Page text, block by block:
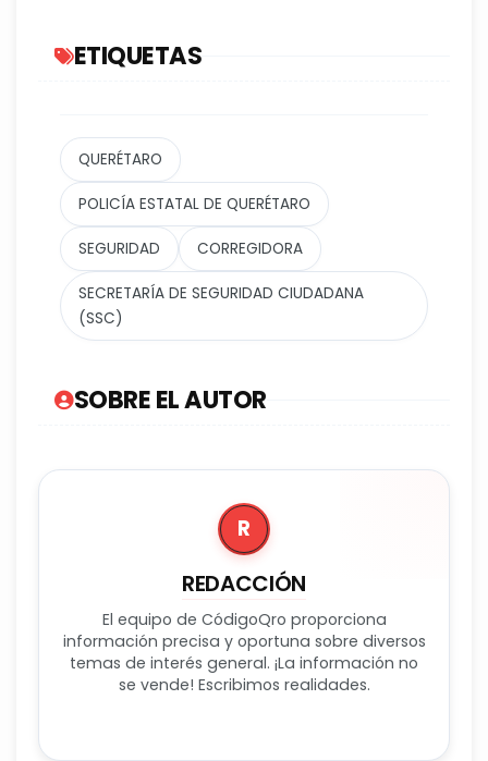
ETIQUETAS
QUERÉTARO
POLICÍA ESTATAL DE QUERÉTARO
SEGURIDAD CORREGIDORA
SECRETARÍA DE SEGURIDAD CIUDADANA
(SSC)
SOBRE EL AUTOR
R
REDACCIÓN
El equipo de CódigoQro proporciona
información precisa y oportuna sobre diversos
temas de interés general. ¡La información no
se vende! Escribimos realidades.